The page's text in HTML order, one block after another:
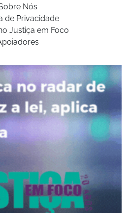
Nós
de Privacidade
Justiça em Foco